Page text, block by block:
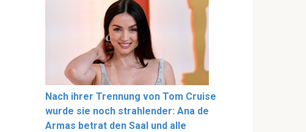
Nach ihrer Trennung von Tom Cruise
wurde sie noch strahlender: Ana de
Armas betrat den Saal und alle